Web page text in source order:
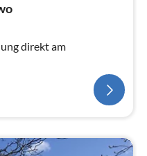
direkt am